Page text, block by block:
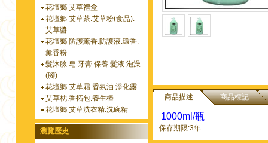
花壇鄉 艾草禮盒
花壇郷 艾草茶.艾草粉(食品).
艾草醬
花壇鄉 防護薰香.防護液.環香.
薰香粉
髮沐臉.皂.牙膏.保養.髮液.泡澡
(腳)
花壇鄉 艾草霜.香氛油.淨化露
艾草枕.香拓包.養生棒
花壇鄉 艾草洗衣精.洗碗精
瀏覽歷史
商品描述 商品標記
1000ml/瓶
保存期限:3年